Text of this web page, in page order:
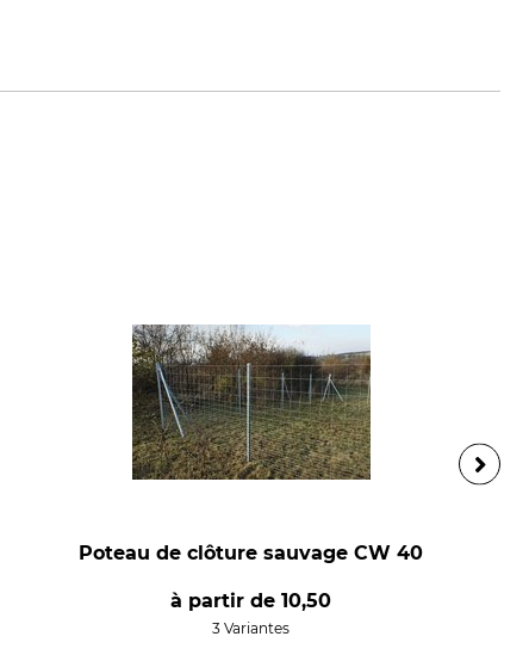
Poteau de clôture sauvage CW 40
à partir de10,50
3 Variantes